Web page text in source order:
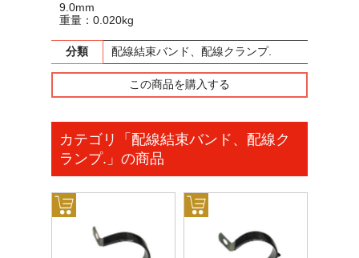
9.0mm
重量：0.020kg
分類 配線結束バンド、配線クランプ.
この商品を購入する
カテゴリ「配線結束バンド、配線ク
ランプ.」の商品